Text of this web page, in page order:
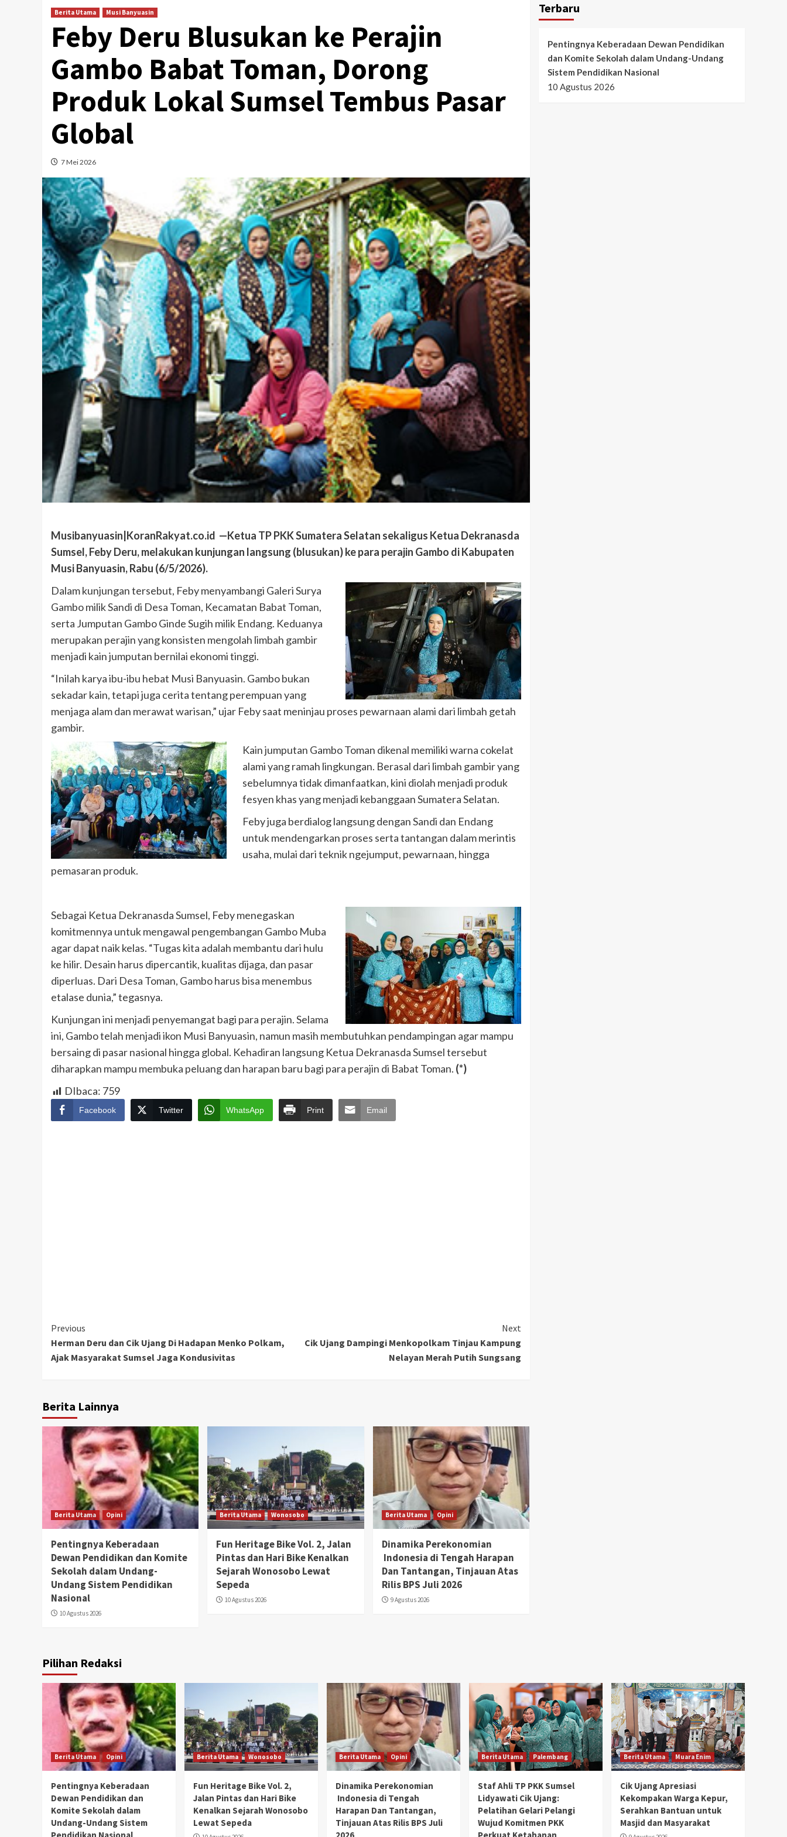
Berita Utama Musi Banyuasin
Feby Deru Blusukan ke Perajin
Gambo Babat Toman, Dorong
Produk Lokal Sumsel Tembus Pasar
Global
7 Mei 2026
Musibanyuasin|KoranRakyat.co.id —Ketua TP PKK Sumatera Selatan sekaligus Ketua Dekranasda
Sumsel, Feby Deru, melakukan kunjungan langsung (blusukan) ke para perajin Gambo di Kabupaten
Musi Banyuasin, Rabu (6/5/2026).
Dalam kunjungan tersebut, Feby menyambangi Galeri Surya
Gambo milik Sandi di Desa Toman, Kecamatan Babat Toman,
serta Jumputan Gambo Ginde Sugih milik Endang. Keduanya
merupakan perajin yang konsisten mengolah limbah gambir
menjadi kain jumputan bernilai ekonomi tinggi.
“Inilah karya ibu-ibu hebat Musi Banyuasin. Gambo bukan
sekadar kain, tetapi juga cerita tentang perempuan yang
menjaga alam dan merawat warisan,” ujar Feby saat meninjau proses pewarnaan alami dari limbah getah
gambir.
Kain jumputan Gambo Toman dikenal memiliki warna cokelat
alami yang ramah lingkungan. Berasal dari limbah gambir yang
sebelumnya tidak dimanfaatkan, kini diolah menjadi produk
fesyen khas yang menjadi kebanggaan Sumatera Selatan.
Feby juga berdialog langsung dengan Sandi dan Endang
untuk mendengarkan proses serta tantangan dalam merintis
usaha, mulai dari teknik ngejumput, pewarnaan, hingga
pemasaran produk.
Sebagai Ketua Dekranasda Sumsel, Feby menegaskan
komitmennya untuk mengawal pengembangan Gambo Muba
agar dapat naik kelas. “Tugas kita adalah membantu dari hulu
ke hilir. Desain harus dipercantik, kualitas dijaga, dan pasar
diperluas. Dari Desa Toman, Gambo harus bisa menembus
etalase dunia,” tegasnya.
Kunjungan ini menjadi penyemangat bagi para perajin. Selama
ini, Gambo telah menjadi ikon Musi Banyuasin, namun masih membutuhkan pendampingan agar mampu
bersaing di pasar nasional hingga global. Kehadiran langsung Ketua Dekranasda Sumsel tersebut
diharapkan mampu membuka peluang dan harapan baru bagi para perajin di Babat Toman. (*)
DIbaca: 759
Facebook Twitter WhatsApp Print Email
Continue
Reading
Previous
Herman Deru dan Cik Ujang Di Hadapan Menko Polkam,
Ajak Masyarakat Sumsel Jaga Kondusivitas
Next
Cik Ujang Dampingi Menkopolkam Tinjau Kampung
Nelayan Merah Putih Sungsang
Berita Lainnya
Berita Utama Opini
Pentingnya Keberadaan
Dewan Pendidikan dan Komite
Sekolah dalam Undang-
Undang Sistem Pendidikan
Nasional
10 Agustus 2026
Berita Utama Wonosobo
Fun Heritage Bike Vol. 2, Jalan
Pintas dan Hari Bike Kenalkan
Sejarah Wonosobo Lewat
Sepeda
10 Agustus 2026
Berita Utama Opini
Dinamika Perekonomian
Indonesia di Tengah Harapan
Dan Tantangan, Tinjauan Atas
Rilis BPS Juli 2026
9 Agustus 2026
Terbaru
Pentingnya Keberadaan Dewan Pendidikan
dan Komite Sekolah dalam Undang-Undang
Sistem Pendidikan Nasional
10 Agustus 2026
Pilihan Redaksi
Berita Utama Opini
Pentingnya Keberadaan
Dewan Pendidikan dan
Komite Sekolah dalam
Undang-Undang Sistem
Berita Utama Wonosobo
Fun Heritage Bike Vol. 2,
Jalan Pintas dan Hari Bike
Kenalkan Sejarah Wonosobo
Lewat Sepeda
Berita Utama Opini
Dinamika Perekonomian
Indonesia di Tengah
Harapan Dan Tantangan,
Tinjauan Atas Rilis BPS Juli
Berita Utama Palembang
Staf Ahli TP PKK Sumsel
Lidyawati Cik Ujang:
Pelatihan Gelari Pelangi
Wujud Komitmen PKK
Berita Utama Muara Enim
Cik Ujang Apresiasi
Kekompakan Warga Kepur,
Serahkan Bantuan untuk
Masjid dan Masyarakat